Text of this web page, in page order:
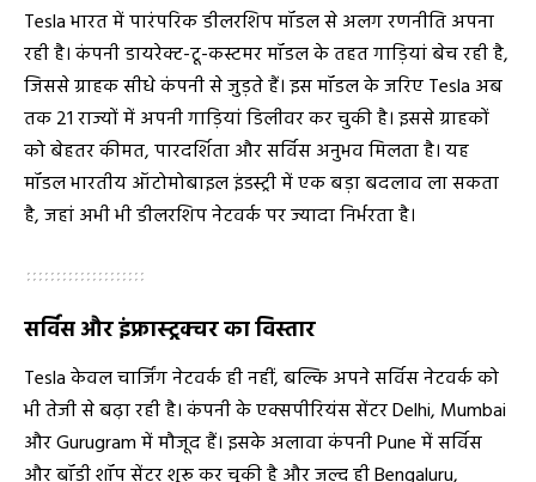
Tesla भारत में पारंपरिक डीलरशिप मॉडल से अलग रणनीति अपना
रही है। कंपनी डायरेक्ट-टू-कस्टमर मॉडल के तहत गाड़ियां बेच रही है,
जिससे ग्राहक सीधे कंपनी से जुड़ते हैं। इस मॉडल के जरिए Tesla अब
तक 21 राज्यों में अपनी गाड़ियां डिलीवर कर चुकी है। इससे ग्राहकों
को बेहतर कीमत, पारदर्शिता और सर्विस अनुभव मिलता है। यह
मॉडल भारतीय ऑटोमोबाइल इंडस्ट्री में एक बड़ा बदलाव ला सकता
है, जहां अभी भी डीलरशिप नेटवर्क पर ज्यादा निर्भरता है।
सर्विस और इंफ्रास्ट्रक्चर का विस्तार
Tesla केवल चार्जिंग नेटवर्क ही नहीं, बल्कि अपने सर्विस नेटवर्क को
भी तेजी से बढ़ा रही है। कंपनी के एक्सपीरियंस सेंटर Delhi, Mumbai
और Gurugram में मौजूद हैं। इसके अलावा कंपनी Pune में सर्विस